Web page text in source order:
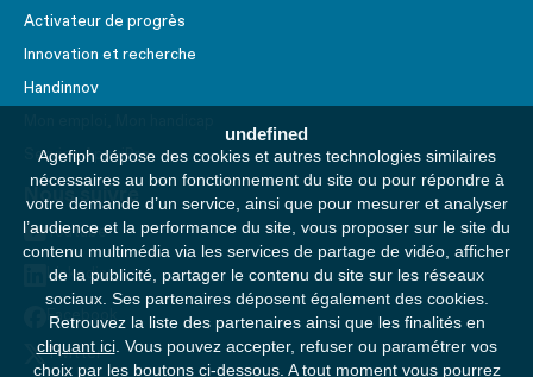
undefined
Agefiph dépose des cookies et autres technologies similaires
nécessaires au bon fonctionnement du site ou pour répondre à
votre demande d’un service, ainsi que pour mesurer et analyser
l’audience et la performance du site, vous proposer sur le site du
contenu multimédia via les services de partage de vidéo, afficher
de la publicité, partager le contenu du site sur les réseaux
sociaux. Ses partenaires déposent également des cookies.
Retrouvez la liste des partenaires ainsi que les finalités en
cliquant ici. Vous pouvez accepter, refuser ou paramétrer vos
choix par les boutons ci-dessous. A tout moment vous pourrez
Activateur de progrès
Innovation et recherche
Handinnov
Service AppuiPro
Nous suivre
Youtube
Linkedin
Facebook
Twitter